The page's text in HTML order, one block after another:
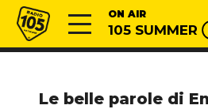
Vai al contenuto
Radio 105 ON AIR
105 SUMMER
Le belle parole di